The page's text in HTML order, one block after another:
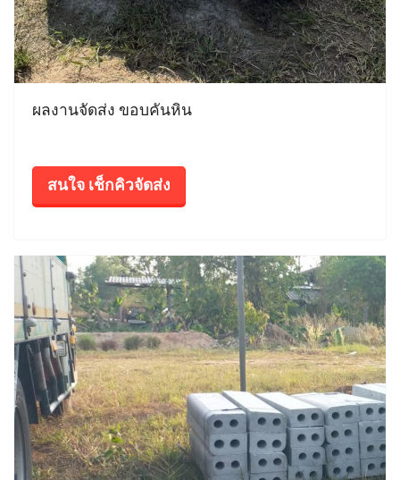
ผลงานจัดส่ง ขอบคันหิน
สนใจ เช็กคิวจัดส่ง